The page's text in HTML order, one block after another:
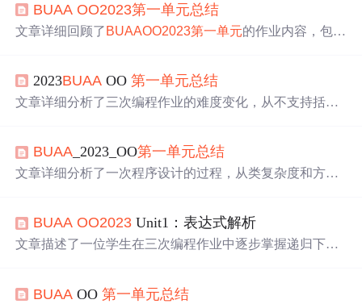
BUAA OO2023第一单元总结
文章详细回顾了 BUAAOO2023第一单元的作业内容，包括
出在Term类中重复定义变量导致的高复杂度，并讨论了字
符串截取的潜在问题。此外，文章还探讨了求导策略和Bu
2023BUAA OO第一单元总结
文章详细分析了三次编程作业的难度变化，从不支持括号
架构优缺点，特别是对递归、内存管理和性能优化的考
量。在重构过程中，作者认识到良好的架构设计的重要
BUAA _2023_OO第一单元总结
文章详细分析了一次程序设计的过程，从类复杂度和方法
设计迭代，包括处理自定义函数和求导因子，并分享了在b
ug修复中的经验教训，强调了充分测试的重要性。此外，
BUAA OO2023 Unit1：表达式解析
文章描述了一位学生在三次编程作业中逐步掌握递归下降
度、类设计和模块化的重要性，并进行了重构。在每次迭
BUAA OO第一单元总结